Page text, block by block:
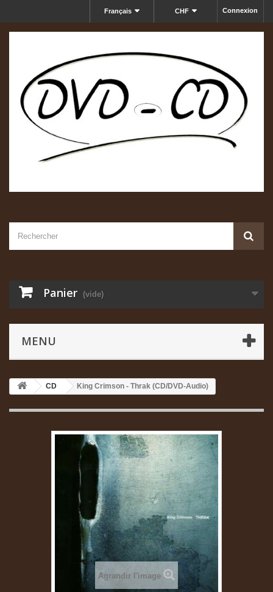
Connexion
CHF
Français
Panier (vide)
MENU
CD King Crimson - Thrak (CD/DVD-Audio)
Agrandir l'image